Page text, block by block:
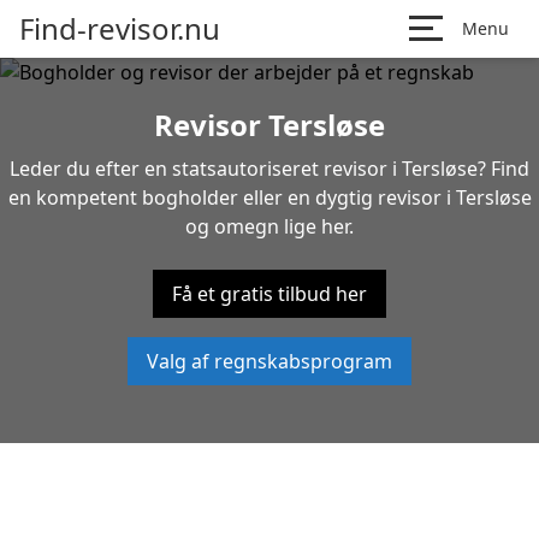
Find-revisor.nu Menu
Revisor Tersløse
Leder du efter en statsautoriseret revisor i Tersløse? Find
en kompetent bogholder eller en dygtig revisor i Tersløse
og omegn lige her.
Få et gratis tilbud her
Valg af regnskabsprogram